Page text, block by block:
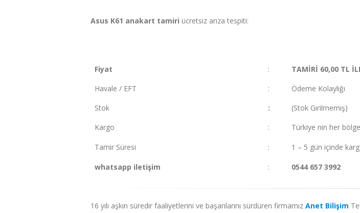
Asus K61 anakart tamiri ücretsiz arıza tespiti:
Fiyat :
TAMİRİ 60,00 TL
Havale / EFT
:
Ödeme Kolaylığı
Stok
:
(Stok Girilmemiş)
Kargo
: Türkiye nin her
Tamir Süresi : 1 – 5 gün içinde
whatsapp iletişim : 0544 657 3992
16 yılı aşkın süredir faaliyetlerini ve başarılarını sürdüren firmamız Anet Bilişim